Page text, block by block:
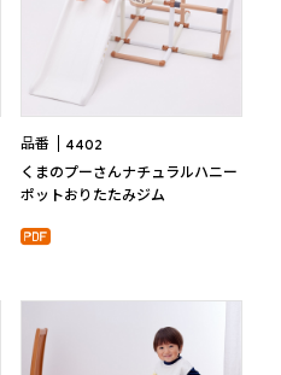
品番 4402
くまのプーさんナチュラルハニー
ポットおりたたみジム